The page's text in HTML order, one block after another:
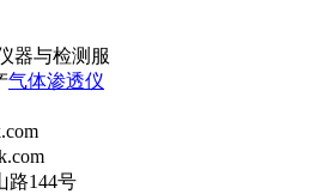
器与检测服
气体渗透仪
路144号